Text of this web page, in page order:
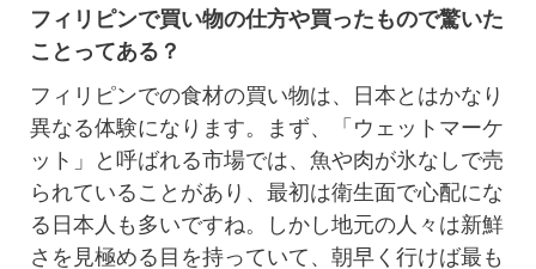
フィリピンで買い物の仕方や買ったもので驚いた
ことってある？
フィリピンでの食材の買い物は、日本とはかなり
異なる体験になります。まず、「ウェットマーケ
ット」と呼ばれる市場では、魚や肉が氷なしで売
られていることがあり、最初は衛生面で心配にな
る日本人も多いですね。しかし地元の人々は新鮮
さを見極める目を持っていて、朝早く行けば最も